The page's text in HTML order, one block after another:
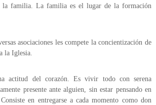
la familia. La familia es el lugar de la formación
asociaciones les compete la concientización de
la Iglesia.
actitud del corazón. Es vivir todo con serena
presente ante alguien, sin estar pensando en
en entregarse a cada momento como don